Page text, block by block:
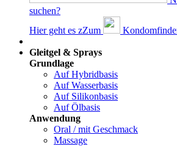
suchen?
Hier geht es zZum
Gleitgel & Sprays
Grundlage
Auf Hybridbasis
Auf Wasserbasis
Auf Silikonbasis
Auf Ölbasis
Anwendung
Oral / mit Geschmack
Massage